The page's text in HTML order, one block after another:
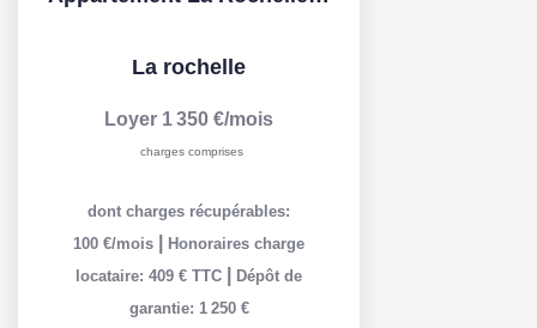
La rochelle
Loyer 1 350 €/mois
charges comprises
dont charges récupérables:
100 €/mois
Honoraires charge
locataire: 409 € TTC
Dépôt de
garantie: 1 250 €